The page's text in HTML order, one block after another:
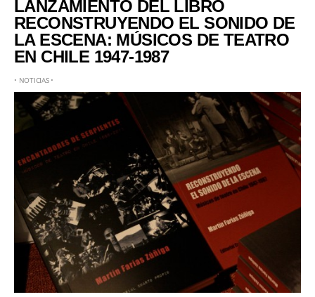
LANZAMIENTO DEL LIBRO
RECONSTRUYENDO EL SONIDO DE
LA ESCENA: MÚSICOS DE TEATRO
EN CHILE 1947-1987
• NOTICIAS•